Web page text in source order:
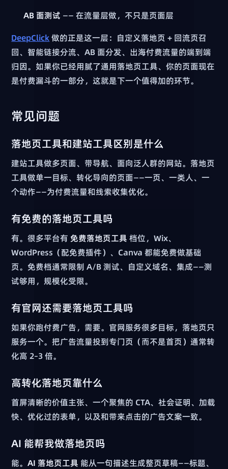
AB 面测试 —— 在流量层做，不只是页面层
DeepClick做的正是这一层：自定义落地页 + 回流页召
回、智能链接分流、AB 面分发、出海付费流量的端到端
归因。如果你已经用腻了通用落地页工具、你的页面现在
是付费漏斗的一部分，这就是下一个值得加的环节。
常见问题
落地页工具和建站工具区别是什么
建站工具做多页面、带导航、面向泛人群的网站。落地页
工具做单一目标、转化导向的页面——一页、一类人、一
个动作——为付费流量和线索收集优化。
有免费的落地页工具吗
有。很多平台有 免费落地页工具 档位，Wix、
WordPress（配免费插件）、Canva 都能免费做基础
页。免费档通常限制 A/B 测试、自定义域名、集成——测
试够用，规模化受限。
有官网还需要落地页工具吗
如果你跑付费广告，需要。官网服务很多目标，落地页只
服务一个。把广告流量投到专门页（而不是首页）通常转
化高 2–3 倍。
高转化落地页靠什么
首屏清晰的价值主张、一个聚焦的 CTA、社会证明、加载
快、优化过的表单，以及和带来点击的广告文案一致。
AI 能帮我做落地页吗
能。AI 落地页工具 能从一句描述生成整页草稿——标题、